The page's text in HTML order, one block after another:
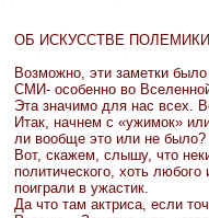
ОБ ИСКУССТВЕ ПОЛЕМИКИ
Возможно, эти заметки
СМИ- особенно во
Эта значимо для нас всех.
Итак, начнем с «ужимок»
ли вообще это или не было?
Вот, скажем, слышу, что
политического, хоть
поиграли в ужастик.
Да что там актриса, если